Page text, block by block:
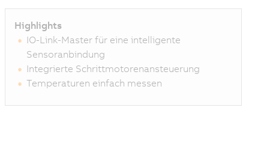
Highlights
IO-Link-Master für eine intelligente
Sensoranbindung
Integrierte Schrittmotorenansteuerung
Temperaturen einfach messen